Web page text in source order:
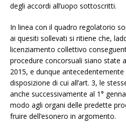
degli accordi all’uopo sottoscritti.
In linea con il quadro regolatorio
ai quesiti sollevati si ritiene che,
licenziamento collettivo
procedure concorsuali siano state
2015, e dunque antecedentemente
disposizione di cui all’art. 3, le
anche successivamente al 1°
modo agli organi delle predette
fruire dell’esonero in argomento.